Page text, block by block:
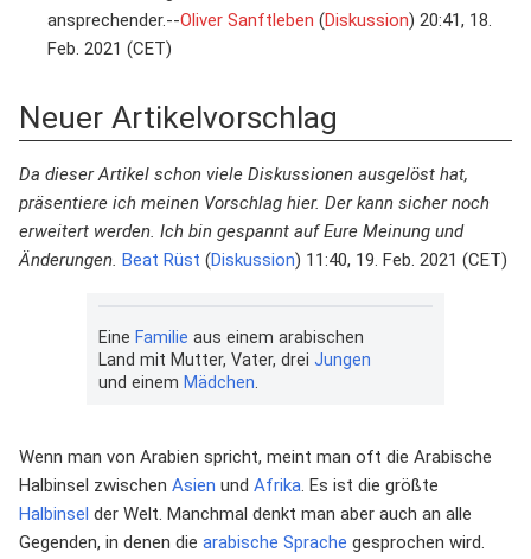
ansprechender.--Oliver Sanftleben (Diskussion) 20:41, 18.
Feb. 2021 (CET)
Neuer Artikelvorschlag
Da dieser Artikel schon viele Diskussionen ausgelöst hat,
präsentiere ich meinen Vorschlag hier. Der kann sicher noch
erweitert werden. Ich bin gespannt auf Eure Meinung und
Änderungen. Beat Rüst (Diskussion) 11:40, 19. Feb. 2021 (CET)
Eine Familie aus einem arabischen
Land mit Mutter, Vater, drei Jungen
und einem Mädchen
Wenn man von Arabien spricht, meint man oft die Arabische
Halbinsel zwischen Asien und Afrika. Es ist die größte
Halbinsel der Welt. Manchmal denkt man aber auch an alle
Gegenden, in denen die arabische Sprache gesprochen wird.